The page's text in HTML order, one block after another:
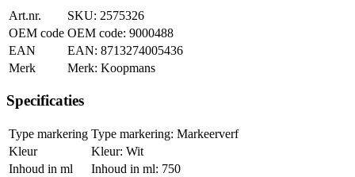
Art.nr.
2575326
OEM code
9000488
EAN
8713274005436
Merk
Koopmans
Specificaties
Type markering
Markeerverf
Kleur
Wit
Inhoud in ml
750